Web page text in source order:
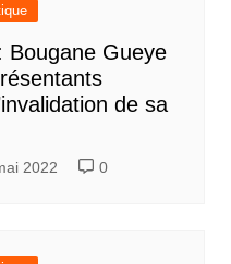
Bougane Gueye
de sa
2022 0